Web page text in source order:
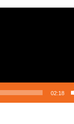
02:18